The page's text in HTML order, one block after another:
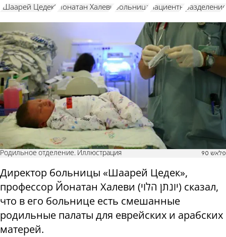
"Шаарей Цедек" Йонатан Халеви больница пациенты разделение
Родильное отделение. Иллюстрация פלאש 90
Директор больницы «Шаарей Цедек»,
профессор Йонатан Халеви (יונתן הלוי) сказал,
что в его больнице есть смешанные
родильные палаты для еврейских и арабских
матерей.